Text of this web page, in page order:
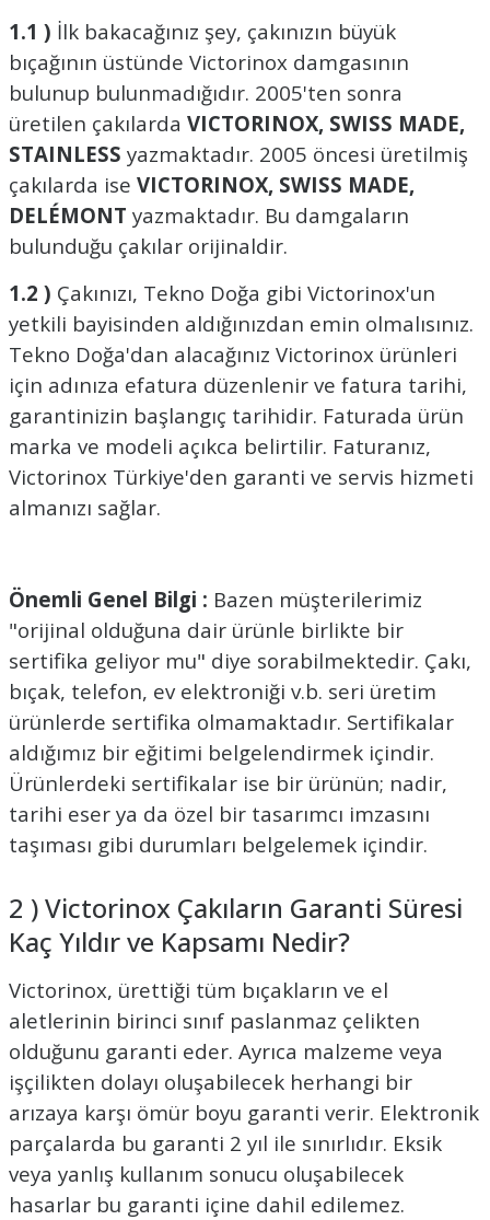
Baitcasting Olta Makinesi
Çıkrık Tekne Kamışı
Balıkçı Çantası
Balık Malzemeleri Çantası
Kepçe Livar Pinter
Mücadele Kemeri
Balık Kovası
Testere
/ Yedek Parça
1.1 ) İlk bakacağınız şey, çakınızın büyük
bıçağının üstünde Victorinox damgasının
bulunup bulunmadığıdır. 2005'ten sonra
üretilen çakılarda VICTORINOX, SWISS MADE,
STAINLESS yazmaktadır. 2005 öncesi üretilmiş
çakılarda ise VICTORINOX, SWISS MADE,
DELÉMONT yazmaktadır. Bu damgaların
bulunduğu çakılar orijinaldir.
1.2 ) Çakınızı, Tekno Doğa gibi Victorinox'un
yetkili bayisinden aldığınızdan emin olmalısınız.
Tekno Doğa'dan alacağınız Victorinox ürünleri
için adınıza efatura düzenlenir ve fatura tarihi,
garantinizin başlangıç tarihidir. Faturada ürün
marka ve modeli açıkca belirtilir. Faturanız,
Victorinox Türkiye'den garanti ve servis hizmeti
almanızı sağlar.
Önemli Genel Bilgi : Bazen müşterilerimiz
"orijinal olduğuna dair ürünle birlikte bir
sertifika geliyor mu" diye sorabilmektedir. Çakı,
bıçak, telefon, ev elektroniği v.b. seri üretim
ürünlerde sertifika olmamaktadır. Sertifikalar
aldığımız bir eğitimi belgelendirmek içindir.
Ürünlerdeki sertifikalar ise bir ürünün; nadir,
tarihi eser ya da özel bir tasarımcı imzasını
taşıması gibi durumları belgelemek içindir.
2 ) Victorinox Çakıların Garanti Süresi
Kaç Yıldır ve Kapsamı Nedir?
Victorinox, ürettiği tüm bıçakların ve el
aletlerinin birinci sınıf paslanmaz çelikten
olduğunu garanti eder. Ayrıca malzeme veya
işçilikten dolayı oluşabilecek herhangi bir
arızaya karşı ömür boyu garanti verir. Elektronik
parçalarda bu garanti 2 yıl ile sınırlıdır. Eksik
veya yanlış kullanım sonucu oluşabilecek
hasarlar bu garanti içine dahil edilemez.